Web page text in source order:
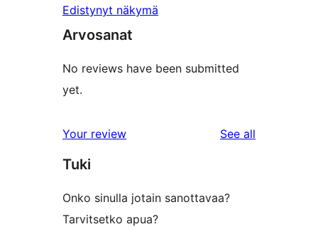
Edistynyt näkymä
Arvosanat
No reviews have been submitted
yet.
Your review See all
Tuki
Onko sinulla jotain sanottavaa?
Tarvitsetko apua?